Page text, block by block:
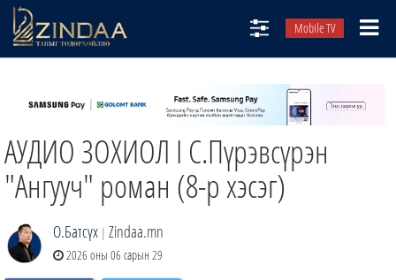
Mobile TV
ТВ8
ӨГЛӨӨНИЙ СОНИН
АУДИО ЗОХИОЛ
ЗИНДАА СЭТГҮҮЛ
АУДИО ЗОХИОЛ I С.Пүрэвсүрэн
"Ангууч" роман (8-р хэсэг)
О.Батсүх | Zindaa.mn
2026 оны 06 сарын 29